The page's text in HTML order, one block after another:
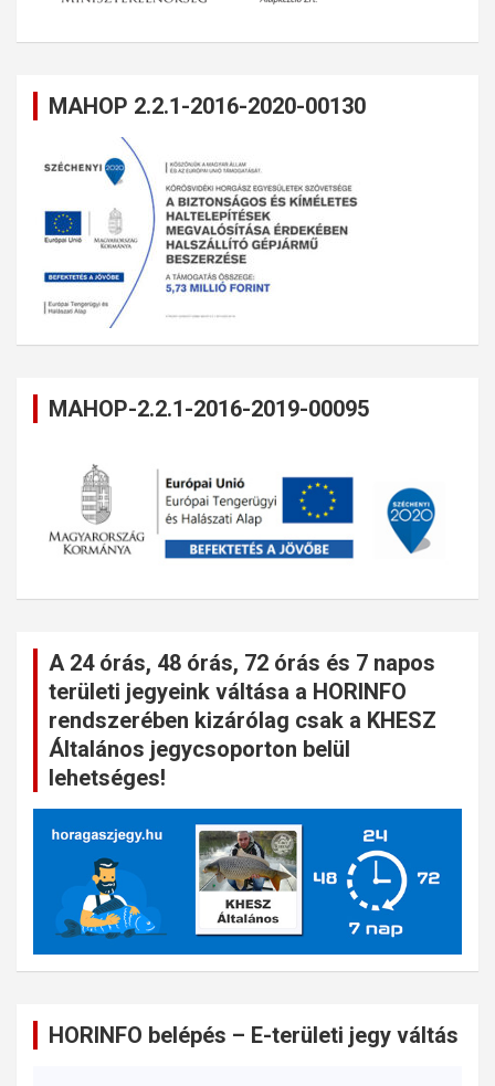
MAHOP 2.2.1-2016-2020-00130
MAHOP-2.2.1-2016-2019-00095
A 24 órás, 48 órás, 72 órás és 7 napos
területi jegyeink váltása a HORINFO
rendszerében kizárólag csak a KHESZ
Általános jegycsoporton belül
lehetséges!
HORINFO belépés – E-területi jegy váltás